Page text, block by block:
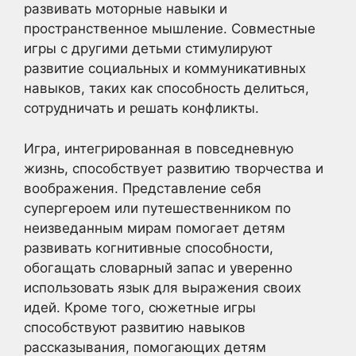
развивать моторные навыки и
пространственное мышление. Совместные
игры с другими детьми стимулируют
развитие социальных и коммуникативных
навыков, таких как способность делиться,
сотрудничать и решать конфликты.
Игра, интегрированная в повседневную
жизнь, способствует развитию творчества и
воображения. Представление себя
супергероем или путешественником по
неизведанным мирам помогает детям
развивать когнитивные способности,
обогащать словарный запас и уверенно
использовать язык для выражения своих
идей. Кроме того, сюжетные игры
способствуют развитию навыков
рассказывания, помогающих детям